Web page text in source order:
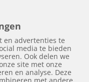
en advertenties te
media te bieden
Ook delen we
site met onze
en analyse. Deze